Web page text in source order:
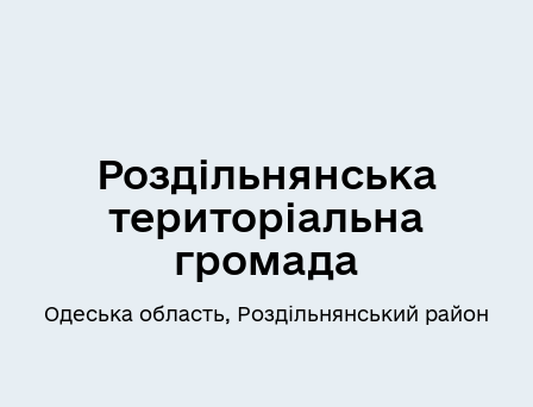
Роздільнянська
територіальна
громада
Одеська область, Роздільнянський район